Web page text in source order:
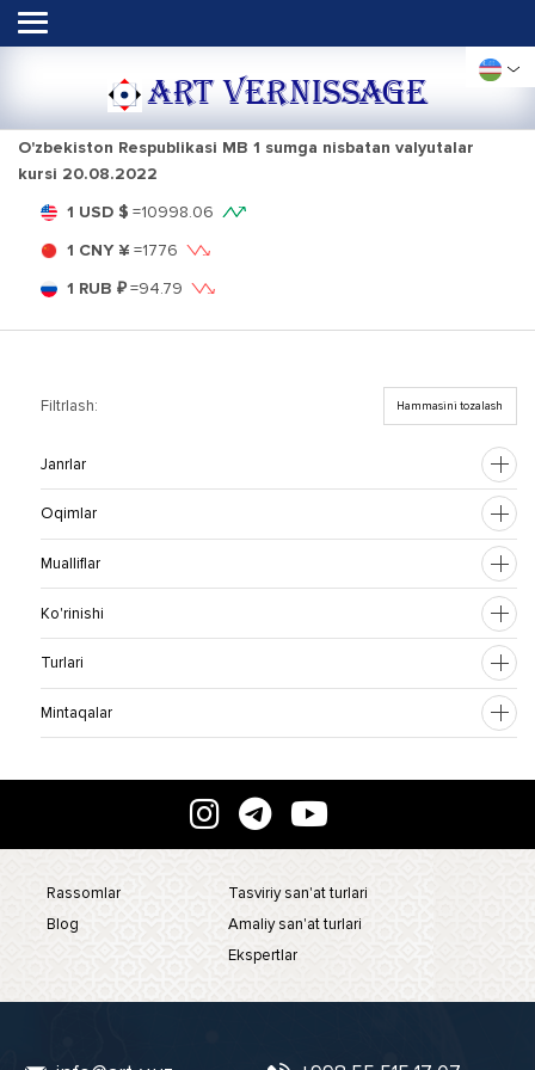
ART VERNISSAGE
O'zbekiston Respublikasi MB 1 sumga nisbatan valyutalar
kursi 20.08.2022
1 USD $ =10998.06
1 CNY ¥ =1776
1 RUB ₽=94.79
Filtrlash: Hammasini tozalash
Janrlar
Oqimlar
Mualliflar
Ko'rinishi
Turlari
Mintaqalar
Rassomlar
Blog
Tasviriy san'at turlari
Amaliy san'at turlari
Ekspertlar